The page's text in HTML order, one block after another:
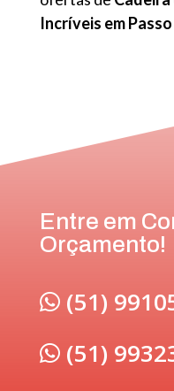
Incríveis em
Entre em
Orçamento!
(51)
(51)